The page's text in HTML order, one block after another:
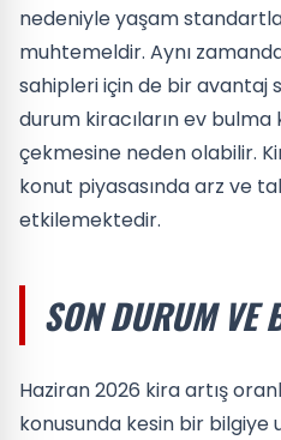
nedeniyle yaşam
muhtemeldir. Aynı
sahipleri için de bir avantaj
durum kiracıların ev
çekmesine neden olabilir.
konut piyasasında arz ve
etkilemektedir.
SON DURUM VE
Haziran 2026 kira artış
konusunda kesin bir bilgiye